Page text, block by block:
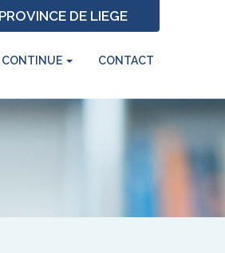
DE LIEGE
CONTINUE CONTACT